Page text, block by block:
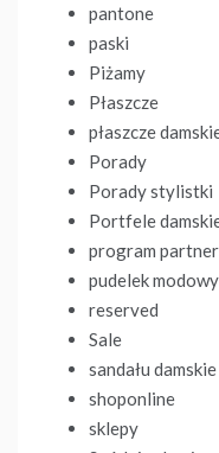
pantone
paski
Piżamy
Płaszcze
płaszcze
Porady
Porady stylistki
Portfele
program
pudelek modowy
reserved
Sale
sandału damskie
shoponline
sklepy